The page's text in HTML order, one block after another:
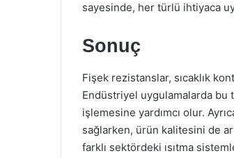
sayesinde, her türlü ihtiyaca
Sonuç
Fişek rezistanslar, sıcaklık
Endüstriyel uygulamalarda
işlemesine yardımcı olur.
sağlarken, ürün kalitesini de
farklı sektördeki ısıtma